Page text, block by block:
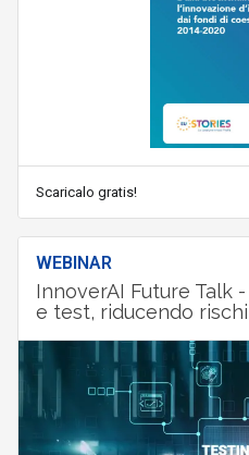
Scaricalo gratis!
WEBINAR
InnoverAI Future Talk
e test, riducendo